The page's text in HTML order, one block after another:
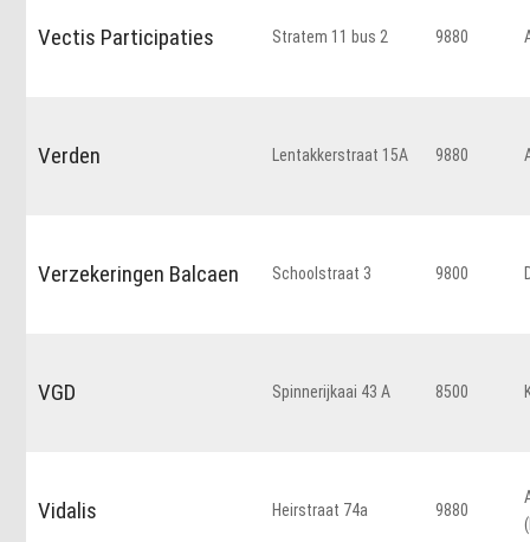
Vectis Participaties Stratem 11 bus 2 9880
Verden Lentakkerstraat 15A 9880
Verzekeringen Balcaen Schoolstraat 3 9800
VGD Spinnerijkaai 43 A 8500
Vidalis Heirstraat 74a 9880